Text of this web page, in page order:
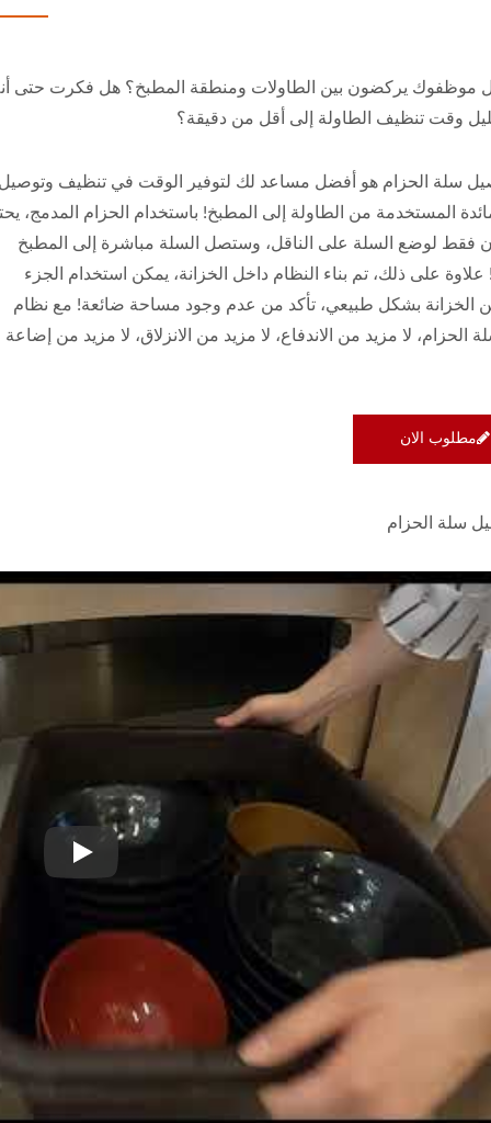
موظفوك يركضون بين الطاولات ومنطقة المطبخ؟ هل فكرت حتى
وقت تنظيف الطاولة إلى أقل من دقيقة؟
سلة الحزام هو أفضل مساعد لك لتوفير الوقت في تنظيف
المستخدمة من الطاولة إلى المطبخ! باستخدام الحزام المدمج،
فقط لوضع السلة على الناقل، وستصل السلة مباشرة إلى المطبخ
على ذلك، تم بناء النظام داخل الخزانة، يمكن استخدام الجزء
الخزانة بشكل طبيعي، تأكد من عدم وجود مساحة ضائعة! مع نظام
الحزام، لا مزيد من الاندفاع، لا مزيد من الانزلاق، لا مزيد من إضاعة
مطلوب الان
سلة الحزام
نظام